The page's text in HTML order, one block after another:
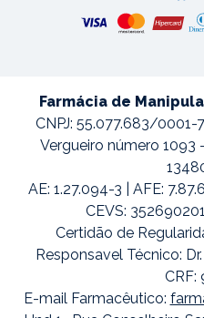
Farmácia de
CNPJ: 55.077.683/0001-
Vergueiro número 1093
AE: 1.27.094-3 | AFE:
CEVS:
Certidão de
Responsavel Técnico:
CRF:
E-mail Farmacêutico: